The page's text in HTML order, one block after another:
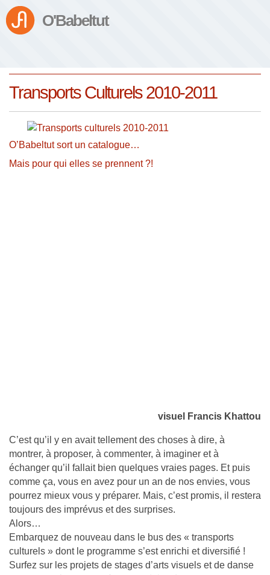
O'Babeltut
Transports Culturels 2010-2011
O’Babeltut sort un catalogue…
Mais pour qui elles se prennent ?!
visuel Francis Khattou
C’est qu’il y en avait tellement des choses à dire, à
montrer, à proposer, à commenter, à imaginer et à
échanger qu’il fallait bien quelques vraies pages. Et puis
comme ça, vous en avez pour un an de nos envies, vous
pourrez mieux vous y préparer. Mais, c’est promis, il restera
toujours des imprévus et des surprises.
Alors…
Embarquez de nouveau dans le bus des « transports
culturels » dont le programme s’est enrichi et diversifié !
Surfez sur les projets de stages d’arts visuels et de danse